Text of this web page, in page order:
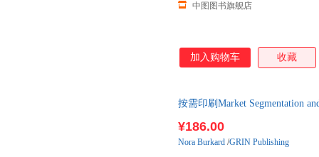
中图图书旗舰店
加入购物车 收藏
按需印刷Market Segmentation
¥186.00
Nora Burkard /GRIN Publishing